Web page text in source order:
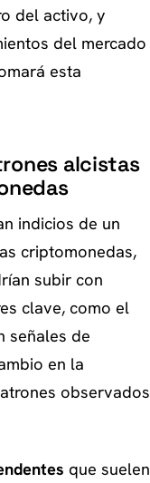
del activo, y
del mercado
esta
alcistas
indicios de un
criptomonedas,
subir con
clave, como el
señales de
en la
observados
que suelen